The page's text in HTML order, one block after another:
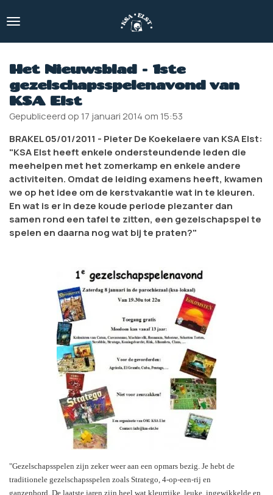
direct
hoofdinhoud
Het Nieuwsblad - 1ste
gezelschapsspelenavond van
KSA Elst
Gepubliceerd op 17 januari 2014 om 15:53
BRAKEL 05/01/2011 - Pieter De Koekelaere van KSA Elst:
"KSA Elst heeft enkele ondersteundende leden die
meehelpen met het zomerkamp en enkele andere
activiteiten. Omdat de leiding examens heeft, kwamen
we op het idee om de kerstvakantie wat in te kleuren.
En wat is er in deze koude periode plezanter dan
samen rond een tafel te zitten, een gezelschapspel te
spelen en daarna nog wat bij te praten?"
"Gezelschapsspelen zijn zeker weer aan een opmars bezig. Je hebt de
traditionele gezelschapsspelen zoals Stratego, 4-op-een-rij en
ganzenbord. De laatste jaren zijn heel wat kleurrijke, leuke, ingewikkelde en